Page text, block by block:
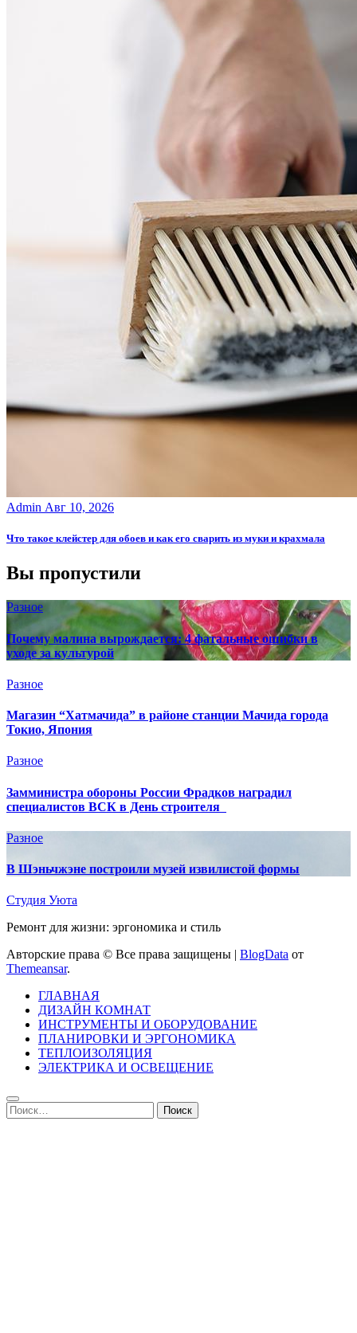
Admin Авг 10, 2026
Что такое клейстер для обоев и как его сварить из муки и крахмала
Вы пропустили
Разное
Почему малина вырождается: 4 фатальные ошибки в
уходе за культурой
Разное
Магазин “Хатмачида” в районе станции Мачида города
Токио, Япония
Разное
Замминистра обороны России Фрадков наградил
специалистов ВСК в День строителя
Разное
В Шэньчжэне построили музей извилистой формы
Студия Уюта
Ремонт для жизни: эргономика и стиль
Авторские права © Все права защищены | BlogData от
Themeansar.
ГЛАВНАЯ
ДИЗАЙН КОМНАТ
ИНСТРУМЕНТЫ И ОБОРУДОВАНИЕ
ПЛАНИРОВКИ И ЭРГОНОМИКА
ТЕПЛОИЗОЛЯЦИЯ
ЭЛЕКТРИКА И ОСВЕЩЕНИЕ
Найти: